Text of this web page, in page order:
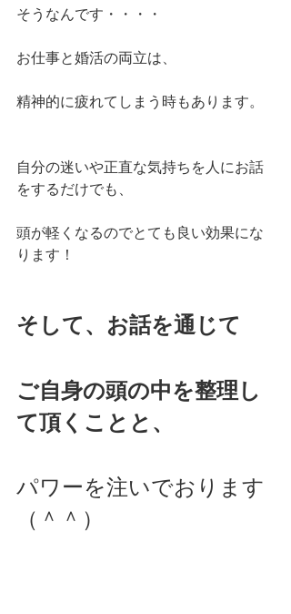
そうなんです・・・・
お仕事と婚活の両立は、
精神的に疲れてしまう時もあります。
自分の迷いや正直な気持ちを人にお話
をするだけでも、
頭が軽くなるのでとても良い効果にな
ります！
そして、お話を通じて
ご自身の頭の中を整理し
て頂くことと、
パワーを注いでおります
（＾＾）